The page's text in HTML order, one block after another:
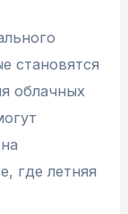
становятся
облачных
где летняя